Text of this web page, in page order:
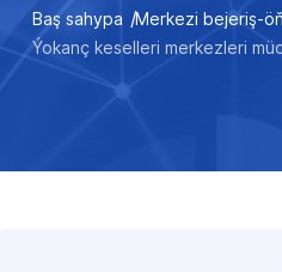
Baş sahypa
Merkezi bejeriş-
Ýokanç keselleri merkezleri